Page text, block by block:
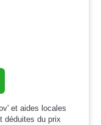
et aides locales
déduites du prix